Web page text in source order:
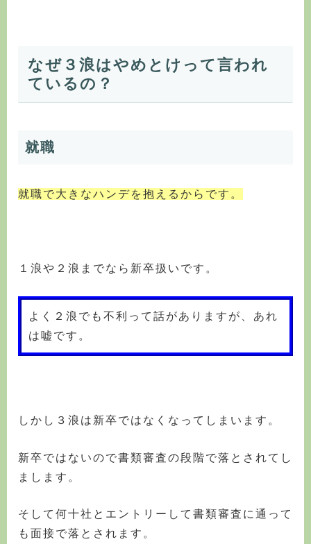
なぜ３浪はやめとけって言われ
ているの？
就職
就職で大きなハンデを抱えるからです。
１浪や２浪までなら新卒扱いです。
よく２浪でも不利って話がありますが、あれ
は嘘です。
しかし３浪は新卒ではなくなってしまいます。
新卒ではないので書類審査の段階で落とされてし
まします。
そして何十社とエントリーして書類審査に通って
も面接で落とされます。